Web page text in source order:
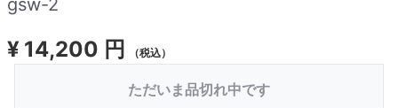
gsw-2
¥ 14,200 円 （税込）
ただいま品切れ中です